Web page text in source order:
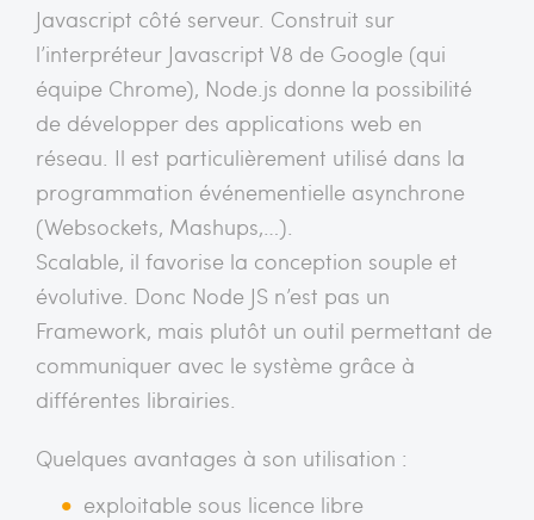
Javascript côté serveur. Construit sur
l’interpréteur Javascript V8 de Google (qui
équipe Chrome), Node.js donne la possibilité
de développer des applications web en
réseau. Il est particulièrement utilisé dans la
programmation événementielle asynchrone
(Websockets, Mashups,…).
Scalable, il favorise la conception souple et
évolutive. Donc Node JS n’est pas un
Framework, mais plutôt un outil permettant de
communiquer avec le système grâce à
différentes librairies.
Quelques avantages à son utilisation :
exploitable sous licence libre